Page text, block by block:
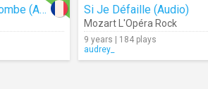
Quand Le Rideau Tombe (Audio) Si Je Défaille (Audio)
Mozart L'Opéra Rock
9 years | 184 plays
audrey_